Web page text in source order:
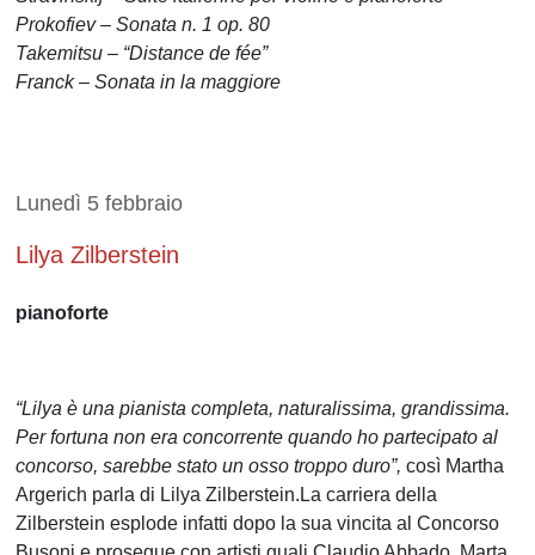
Prokofiev – Sonata n. 1 op. 80
Takemitsu – “Distance de fée”
Franck – Sonata in la maggiore
Lunedì 5 febbraio
Lilya Zilberstein
pianoforte
“Lilya è una pianista completa, naturalissima, grandissima.
Per fortuna non era concorrente quando ho partecipato al
concorso, sarebbe stato un osso troppo duro”,così Martha
Argerich parla di Lilya Zilberstein.La carriera della
Zilberstein esplode infatti dopo la sua vincita al Concorso